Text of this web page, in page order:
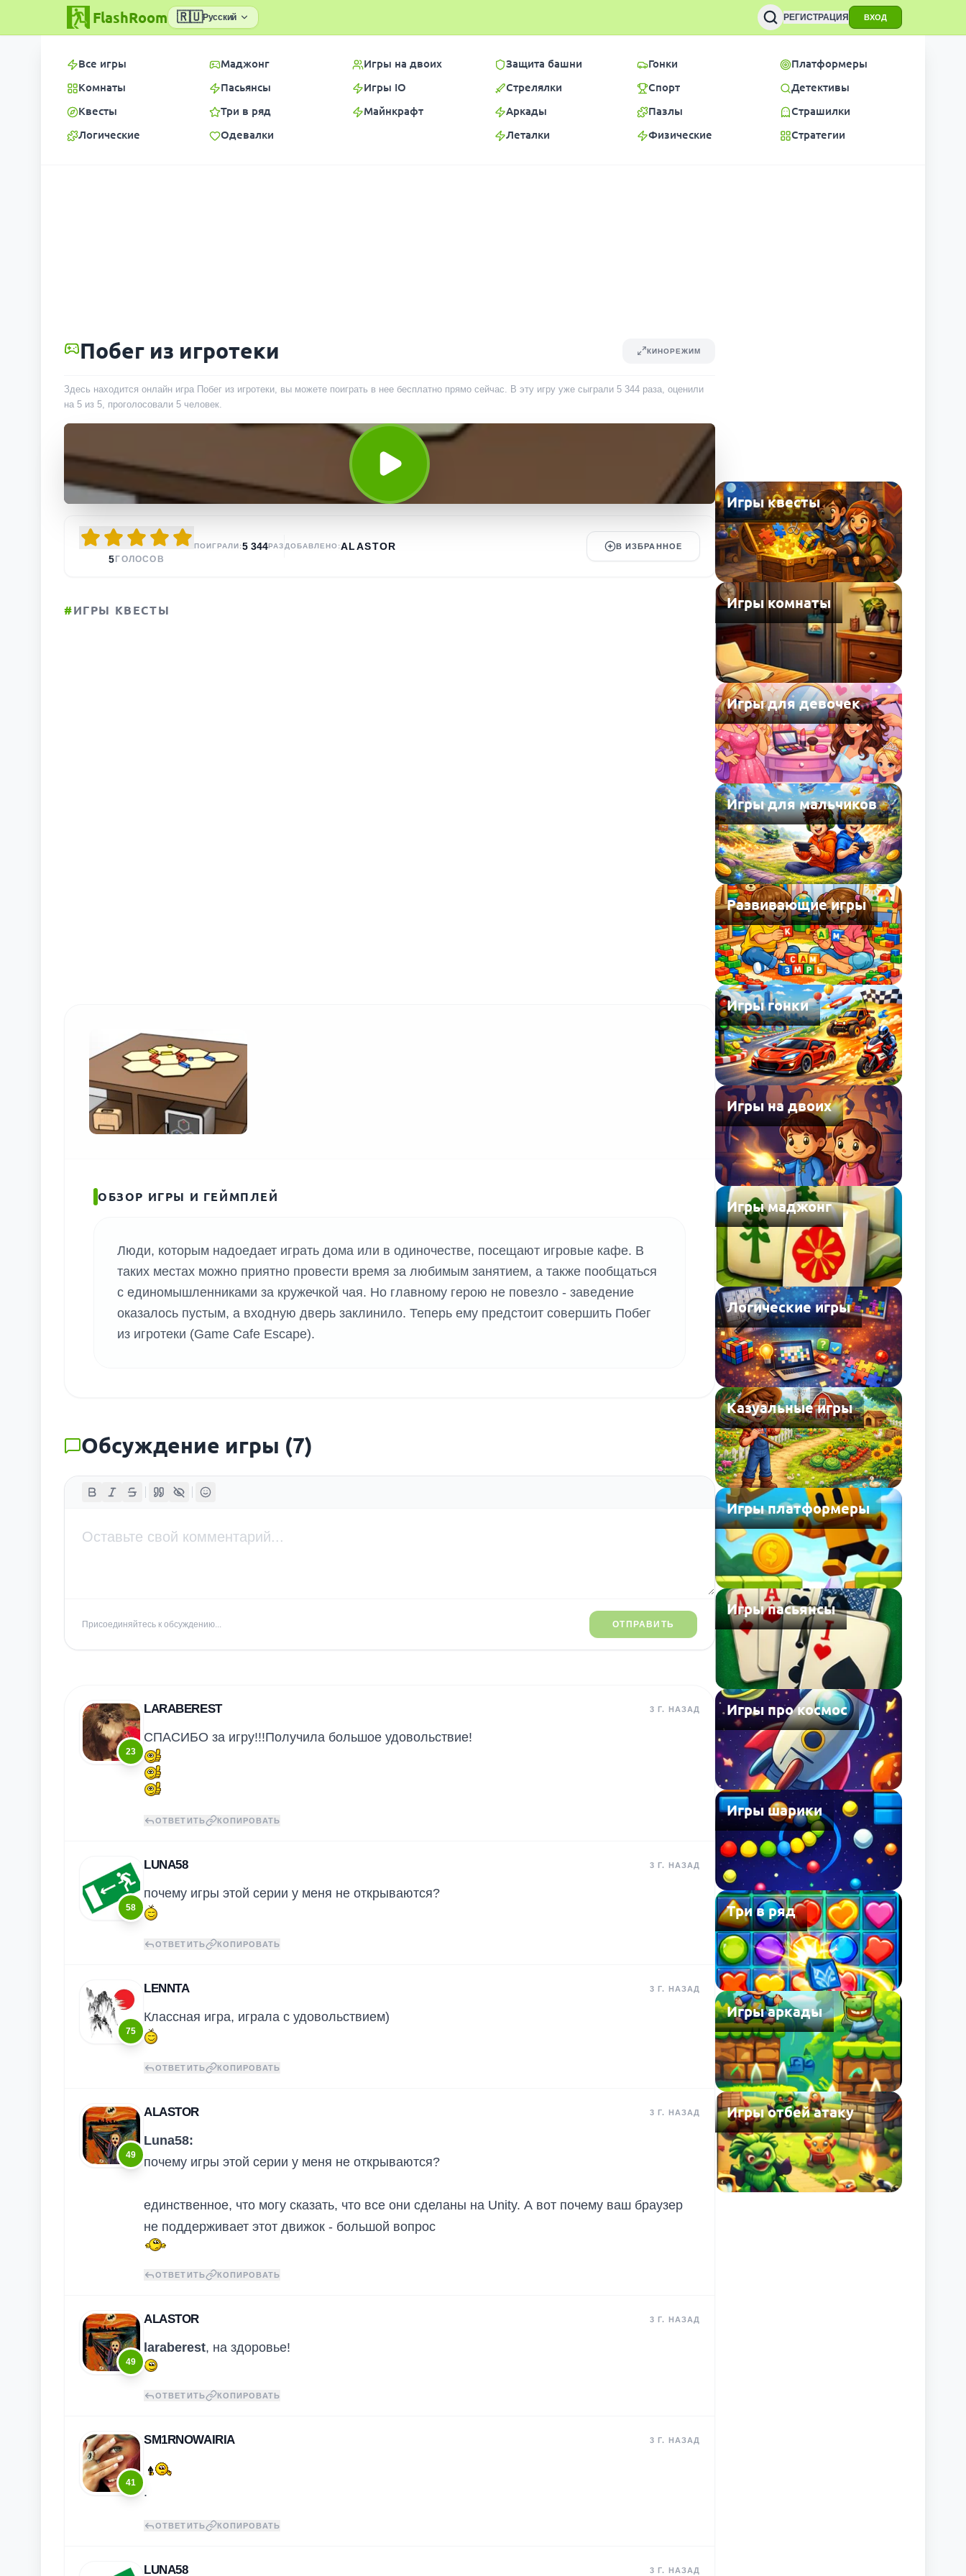
FlashRoom 🇷🇺Русский РЕГИСТРАЦИЯ ВХОД
ПОИСК ИГР
Все игры
Комнаты
Квесты
Логические
Маджонг
Пасьянсы
Три в ряд
Одевалки
Игры на двоих
Игры IO
Майнкрафт
Защита башни
Стрелялки
Аркады
Леталки
Гонки
Спорт
Пазлы
Физические
Платформеры
Детективы
Страшилки
Стратегии
Побег из игротеки КИНОРЕЖИМ
Здесь находится онлайн игра Побег из игротеки, вы можете поиграть в нее бесплатно прямо сейчас. В эту игру уже сыграли 5 344 раза, оценили
на 5 из 5, проголосовали 5 человек.
5 ГОЛОСОВ
ПОИГРАЛИ:5 344РАЗ ДОБАВЛЕНО:ALASTOR В ИЗБРАННОЕ
#ИГРЫ КВЕСТЫ
ОБЗОР ИГРЫ И ГЕЙМПЛЕЙ
Люди, которым надоедает играть дома или в одиночестве, посещают игровые кафе. В
таких местах можно приятно провести время за любимым занятием, а также пообщаться
с единомышленниками за кружечкой чая. Но главному герою не повезло - заведение
оказалось пустым, а входную дверь заклинило. Теперь ему предстоит совершить Побег
из игротеки (Game Cafe Escape).
Обсуждение игры (7)
Присоединяйтесь к обсуждению... ОТПРАВИТЬ
23
LARABEREST 3 Г. НАЗАД
СПАСИБО за игру!!!Получила большое удовольствие!
ОТВЕТИТЬ КОПИРОВАТЬ
58
LUNA58 3 Г. НАЗАД
почему игры этой серии у меня не открываются?
ОТВЕТИТЬ КОПИРОВАТЬ
75
LENNTA 3 Г. НАЗАД
Классная игра, играла с удовольствием)
ОТВЕТИТЬ КОПИРОВАТЬ
49
ALASTOR 3 Г. НАЗАД
Luna58:
почему игры этой серии у меня не открываются?
единственное, что могу сказать, что все они сделаны на Unity. А вот почему ваш браузер
не поддерживает этот движок - большой вопрос
ОТВЕТИТЬ КОПИРОВАТЬ
49
ALASTOR 3 Г. НАЗАД
laraberest, на здоровье!
ОТВЕТИТЬ КОПИРОВАТЬ
41
SM1RNOWAIRIA 3 Г. НАЗАД
.
ОТВЕТИТЬ КОПИРОВАТЬ
LUNA58 3 Г. НАЗАД
Игры квесты
Игры комнаты
Игры для девочек
Игры для мальчиков
Развивающие игры
Игры гонки
Игры на двоих
Игры маджонг
Логические игры
Казуальные игры
Игры платформеры
Игры пасьянсы
Игры про космос
Игры шарики
Три в ряд
Игры аркады
Игры отбей атаку